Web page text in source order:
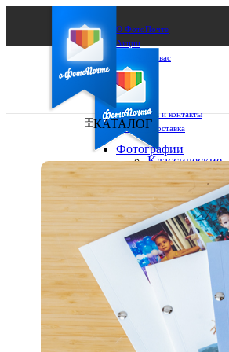
О ФотоПочте
Акции
Сделаем за вас
Бизнесу
FAQ
Франшиза
Поддержка и контакты
Оплата и доставка
Ваш город:
Ваш регион доставки
Выберите из списка:
КАТАЛОГ
Фотографии
Классические
фото
10х10
10х15
13х18
15х15
15х20
20х20
20х30